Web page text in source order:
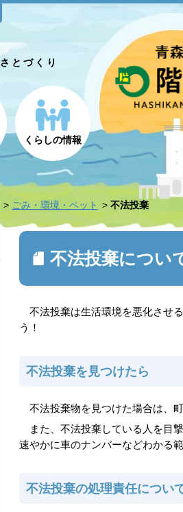
とづくり
くらしの情報
ごみ・環境・ペット 不法投棄
不法投棄につい
不法投棄は生活環境を悪化させ
う！
不法投棄を見つけたら
不法投棄物を見つけた場合は、
また、不法投棄している人を目
速やかに車のナンバーなどわかる
不法投棄の処理責任につい